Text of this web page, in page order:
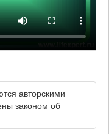
авторскими
законом об